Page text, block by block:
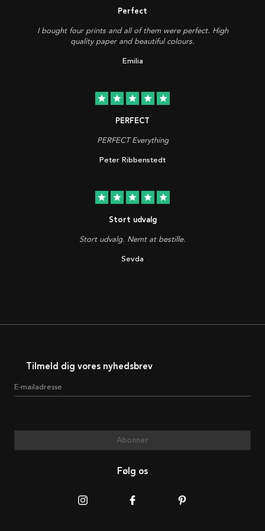
Perfect
I bought four prints and all of them were perfect. High
quality paper and beautiful colours.
Emilia
star star star star star
PERFECT
PERFECT Everything
Peter Ribbenstedt
star star star star star
Stort udvalg
Stort udvalg. Nemt at bestille.
Sevda
Tilmeld dig vores nyhedsbrev
E-mailadresse
Abonner
Følg os